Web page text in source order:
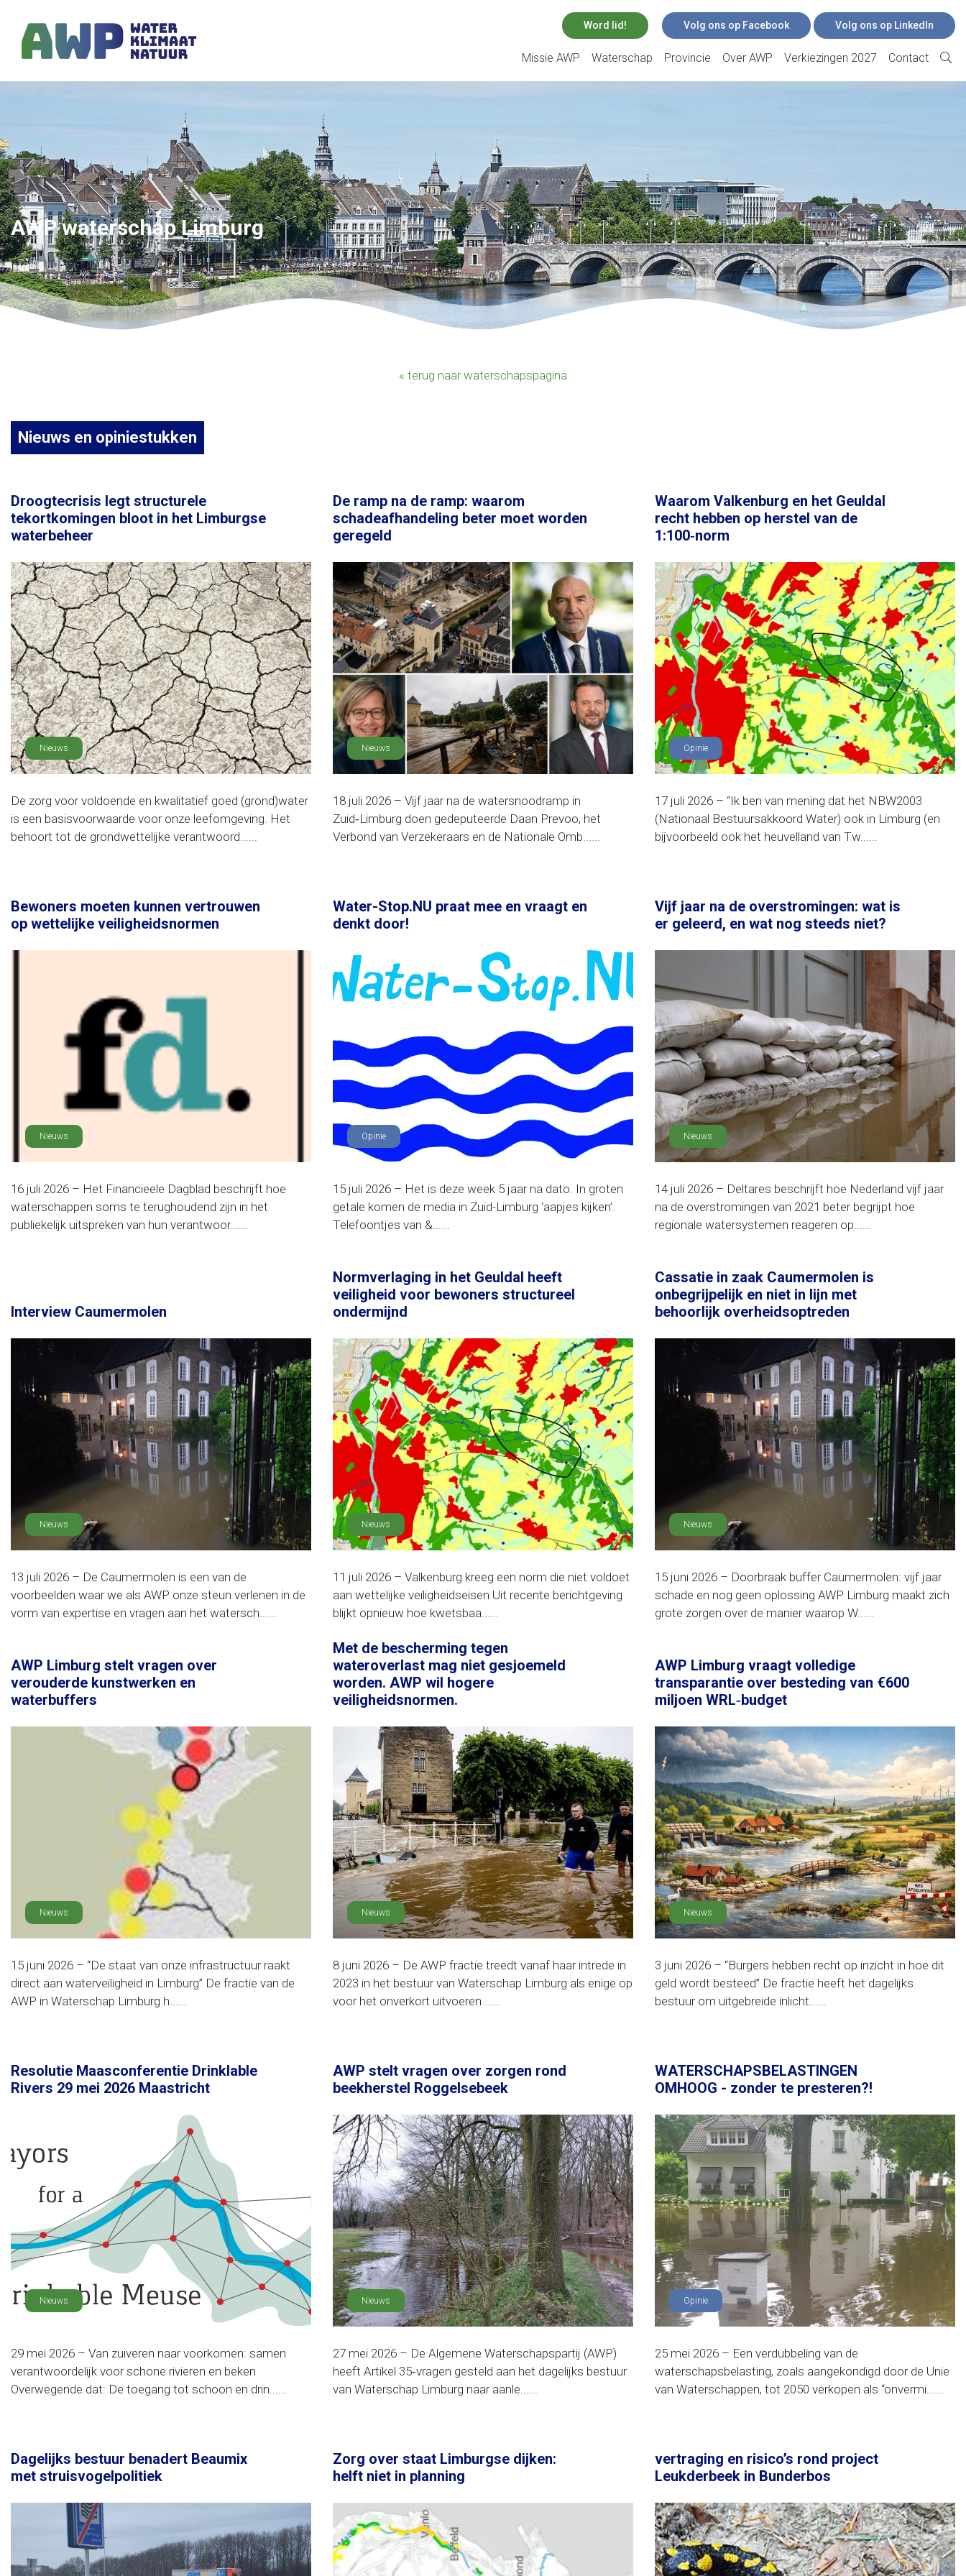
Word lid! Volg ons op Facebook Volg ons op LinkedIn
Missie AWP Waterschap Provincie Over AWP Verkiezingen 2027 Contact
AWP waterschap Limburg
« terug naar waterschapspagina
Nieuws en opiniestukken
Droogtecrisis legt structurele
tekortkomingen bloot in het Limburgse
waterbeheer
Nieuws
De zorg voor voldoende en kwalitatief goed (grond)water
is een basisvoorwaarde voor onze leefomgeving. Het
behoort tot de grondwettelijke verantwoord......
De ramp na de ramp: waarom
schadeafhandeling beter moet worden
geregeld
Nieuws
18 juli 2026 – Vijf jaar na de watersnoodramp in
Zuid‑Limburg doen gedeputeerde Daan Prevoo, het
Verbond van Verzekeraars en de Nationale Omb......
Waarom Valkenburg en het Geuldal
recht hebben op herstel van de
1:100‑norm
Opinie
17 juli 2026 – “Ik ben van mening dat het NBW2003
(Nationaal Bestuursakkoord Water) ook in Limburg (en
bijvoorbeeld ook het heuvelland van Tw......
Bewoners moeten kunnen vertrouwen
op wettelijke veiligheidsnormen
Nieuws
16 juli 2026 – Het Financieele Dagblad beschrijft hoe
waterschappen soms te terughoudend zijn in het
publiekelijk uitspreken van hun verantwoor......
Water-Stop.NU praat mee en vraagt en
denkt door!
Opinie
15 juli 2026 – Het is deze week 5 jaar na dato. In groten
getale komen de media in Zuid-Limburg ‘aapjes kijken’.
Telefoontjes van &......
Vijf jaar na de overstromingen: wat is
er geleerd, en wat nog steeds niet?
Nieuws
14 juli 2026 – Deltares beschrijft hoe Nederland vijf jaar
na de overstromingen van 2021 beter begrijpt hoe
regionale watersystemen reageren op......
Interview Caumermolen
Nieuws
13 juli 2026 – De Caumermolen is een van de
voorbeelden waar we als AWP onze steun verlenen in de
vorm van expertise en vragen aan het watersch......
Normverlaging in het Geuldal heeft
veiligheid voor bewoners structureel
ondermijnd
Nieuws
11 juli 2026 – Valkenburg kreeg een norm die niet voldoet
aan wettelijke veiligheidseisen Uit recente berichtgeving
blijkt opnieuw hoe kwetsbaa......
Cassatie in zaak Caumermolen is
onbegrijpelijk en niet in lijn met
behoorlijk overheidsoptreden
Nieuws
15 juni 2026 – Doorbraak buffer Caumermolen: vijf jaar
schade en nog geen oplossing AWP Limburg maakt zich
grote zorgen over de manier waarop W......
AWP Limburg stelt vragen over
verouderde kunstwerken en
waterbuffers
Nieuws
15 juni 2026 – “De staat van onze infrastructuur raakt
direct aan waterveiligheid in Limburg” De fractie van de
AWP in Waterschap Limburg h......
Met de bescherming tegen
wateroverlast mag niet gesjoemeld
worden. AWP wil hogere
veiligheidsnormen.
Nieuws
8 juni 2026 – De AWP fractie treedt vanaf haar intrede in
2023 in het bestuur van Waterschap Limburg als enige op
voor het onverkort uitvoeren ......
AWP Limburg vraagt volledige
transparantie over besteding van €600
miljoen WRL‑budget
Nieuws
3 juni 2026 – “Burgers hebben recht op inzicht in hoe dit
geld wordt besteed” De fractie heeft het dagelijks
bestuur om uitgebreide inlicht......
Resolutie Maasconferentie Drinklable
Rivers 29 mei 2026 Maastricht
Nieuws
29 mei 2026 – Van zuiveren naar voorkomen: samen
verantwoordelijk voor schone rivieren en beken
Overwegende dat: De toegang tot schoon en drin......
AWP stelt vragen over zorgen rond
beekherstel Roggelsebeek
Nieuws
27 mei 2026 – De Algemene Waterschapspartij (AWP)
heeft Artikel 35‑vragen gesteld aan het dagelijks bestuur
van Waterschap Limburg naar aanle......
WATERSCHAPSBELASTINGEN
OMHOOG - zonder te presteren?!
Opinie
25 mei 2026 – Een verdubbeling van de
waterschapsbelasting, zoals aangekondigd door de Unie
van Waterschappen, tot 2050 verkopen als “onvermi......
Dagelijks bestuur benadert Beaumix
met struisvogelpolitiek
Zorg over staat Limburgse dijken:
helft niet in planning
vertraging en risico’s rond project
Leukderbeek in Bunderbos